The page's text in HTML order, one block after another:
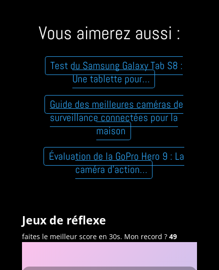
Vous aimerez aussi :
Test du Samsung Galaxy Tab S8 :
Une tablette pour…
Guide des meilleures caméras de
surveillance connectées pour la
maison
Évaluation de la GoPro Hero 9 : La
caméra d’action…
Jeux de réflexe
faites le meilleur score en 30s. Mon record ? 49